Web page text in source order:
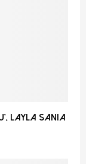
Layla Sania